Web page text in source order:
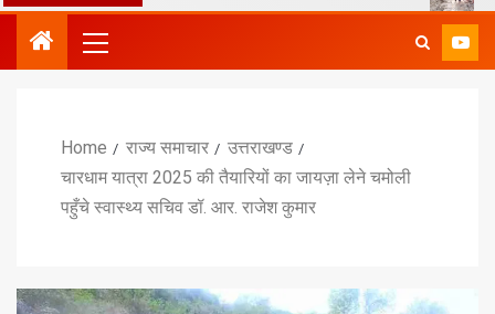
Home राज्य समाचार
उत्तराखण्ड
चारधाम यात्रा 2025 की तैयारियों का जायज़ा लेने चमोली
पहुँचे स्वास्थ्य सचिव डॉ. आर. राजेश कुमार